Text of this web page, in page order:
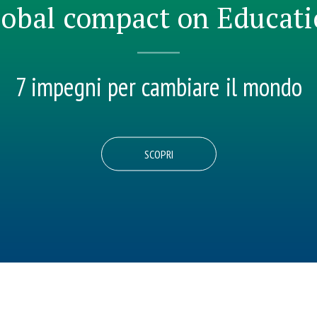
compact on
7 impegni per cambiare il mondo
SCOPRI